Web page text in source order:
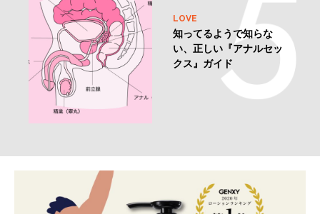
LOVE
知ってるようで知らな
い、正しい『アナルセッ
クス』ガイド